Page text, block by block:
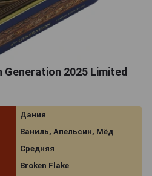
2025 Limited
Дания
Ваниль, Апельсин, Мёд
Средняя
Broken Flake